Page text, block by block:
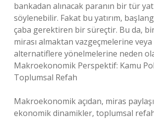
bankadan alınacak paranın bir tür
söylenebilir. Fakat bu yatırım,
çaba gerektiren bir süreçtir. Bu da,
mirası almaktan vazgeçmelerine veya
alternatiflere yönelmelerine neden
Makroekonomik Perspektif: Kamu
Toplumsal Refah
Makroekonomik açıdan, miras
ekonomik dinamikler, toplumsal